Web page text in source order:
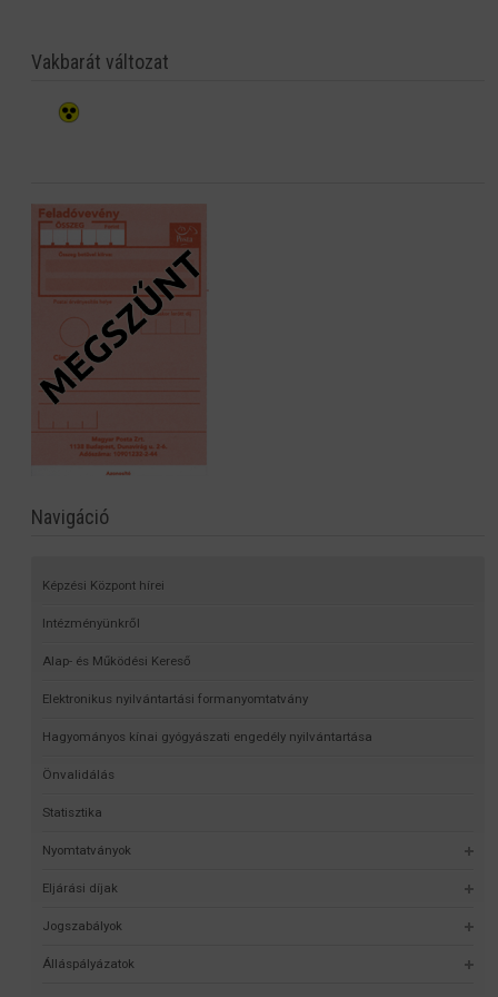
Vakbarát változat
Navigáció
Képzési Központ hírei
Intézményünkről
Alap- és Működési Kereső
Elektronikus nyilvántartási formanyomtatvány
Hagyományos kínai gyógyászati engedély nyilvántartása
Önvalidálás
Statisztika
Nyomtatványok
Eljárási díjak
Jogszabályok
Álláspályázatok